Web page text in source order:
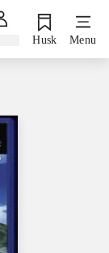
Husk Menu